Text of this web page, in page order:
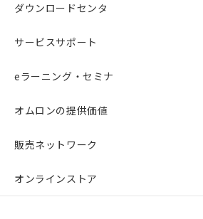
ダウンロードセンタ
サービスサポート
eラーニング・セミナ
オムロンの提供価値
販売ネットワーク
オンラインストア